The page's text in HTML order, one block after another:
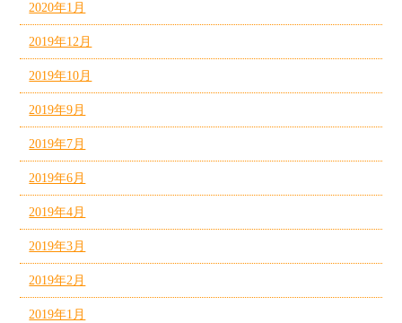
2020年1月
2019年12月
2019年10月
2019年9月
2019年7月
2019年6月
2019年4月
2019年3月
2019年2月
2019年1月